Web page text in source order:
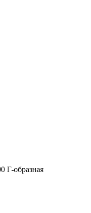
Г-образная